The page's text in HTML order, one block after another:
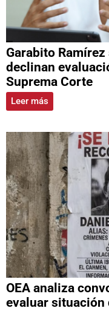
Garabito
declinan
Suprema Corte
Leer más
OEA analiza
evaluar situación